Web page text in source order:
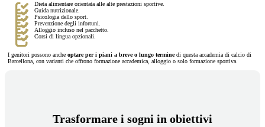
Dieta alimentare orientata alle alte prestazioni sportive.
Guida nutrizionale.
Psicologia dello sport.
Prevenzione degli infortuni.
Alloggio incluso nel pacchetto.
Corsi di lingua opzionali.
I genitori possono anche optare per i piani a breve o lungo terminedi questa accademia di calcio di
Barcellona, con varianti che offrono formazione accademica, alloggio o solo formazione sportiva.
Trasformare i sogni in obiettivi